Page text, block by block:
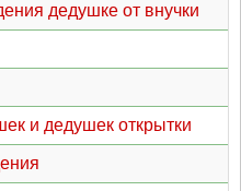
дедушке от внучки
и дедушек открытки